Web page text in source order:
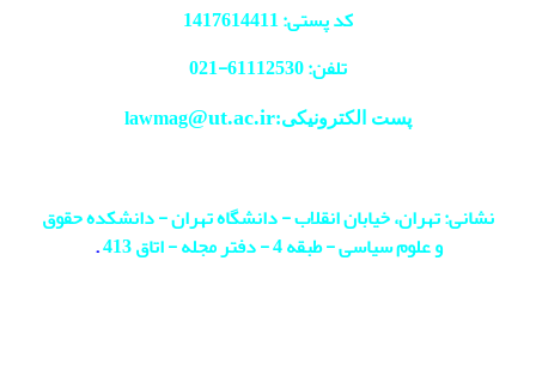
کد پستی: 1417614411
تلفن: 61112530-
021
پست الکترونیکی:lawmag@ut.ac.ir
نشانی: تهران، خیابان انقلاب - دانشگاه تهران - دانشکده حقوق
و علوم سیاسی - طبقه 4 - دفتر مجله - اتاق 413
.